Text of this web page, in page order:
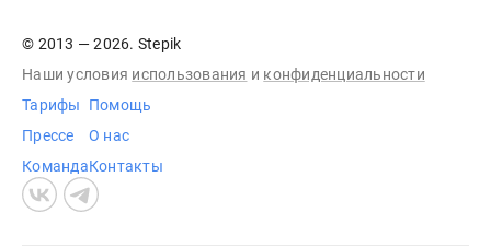
© 2013 — 2026. Stepik
Наши условия использования и конфиденциальности
Тарифы
Прессе
Команда
Помощь
О нас
Контакты